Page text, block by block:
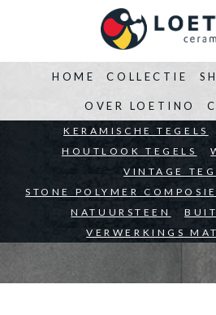
HOME
BEDRIJVEN ARCHITECTEN
COLLECTIE
KERAMISCHE TEGELS
HOUTLOOK TEGELS
VINTAGE
STONE POLYMER
NATUURSTEEN
VERWERKINGS
OVER LOETINO